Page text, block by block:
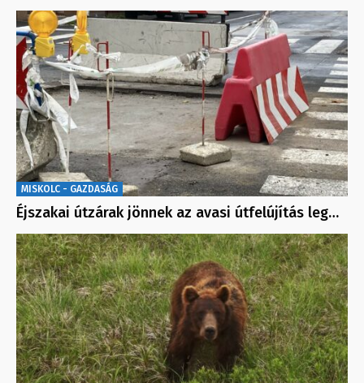
MISKOLC - GAZDASÁG
Éjszakai útzárak jönnek az avasi útfelújítás leg…